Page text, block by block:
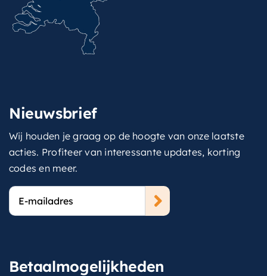
Nieuwsbrief
Wij houden je graag op de hoogte van onze laatste
acties. Profiteer van interessante updates, korting
codes en meer.
E-
mailadres
Betaalmogelijkheden